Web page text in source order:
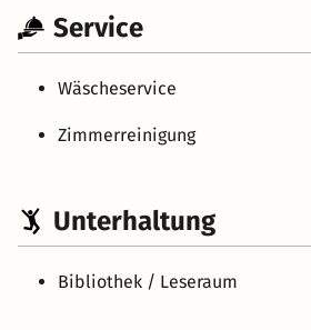
Service
Wäscheservice
Zimmerreinigung
Unterhaltung
Bibliothek / Leseraum